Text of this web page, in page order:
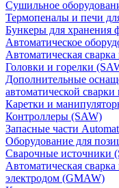
Сушильное
Термопеналы и печи
Бункеры для хранения
Автоматическое
Автоматическая
Головки и горелки
Дополнительные
автоматической
Каретки и
Контроллеры (SAW)
Запасные части
Оборудование для
Сварочные источники
Автоматическая
электродом (GMAW)